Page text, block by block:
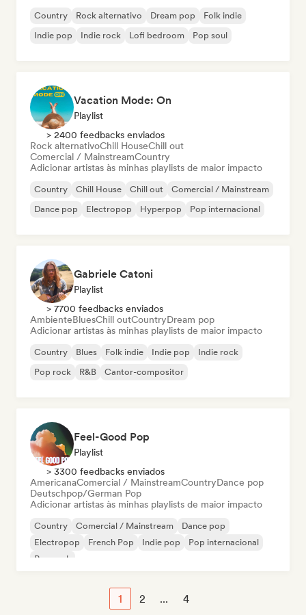
Country Rock alternativo Dream pop
Folk indie
Indie pop
Indie rock Lofi bedroom Pop soul
Vacation Mode: On
Playlist
> 2400 feedbacks enviados
Rock alternativoChill HouseChill out
Comercial / MainstreamCountry
Adicionar artistas às minhas playlists de maior impacto
Country Chill House Chill out
Comercial / Mainstream
Dance pop
Electropop Hyperpop Pop internacional
Gabriele Catoni
Playlist
> 7700 feedbacks enviados
AmbienteBluesChill outCountryDream pop
Adicionar artistas às minhas playlists de maior impacto
Country Blues Folk indie Indie pop
Indie rock
Pop rock
R&B Cantor-compositor
Feel-Good Pop
Playlist
> 3300 feedbacks enviados
AmericanaComercial / MainstreamCountryDance pop
Deutschpop/German Pop
Adicionar artistas às minhas playlists de maior impacto
Country Comercial / Mainstream
Dance pop
Electropop
French Pop Indie pop
Pop internacional
Pop rock
1 2 ... 4